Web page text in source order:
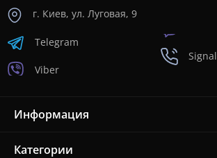
г. Киев, ул. Луговая, 9
Telegram
Viber
Signal
Информация
Категории